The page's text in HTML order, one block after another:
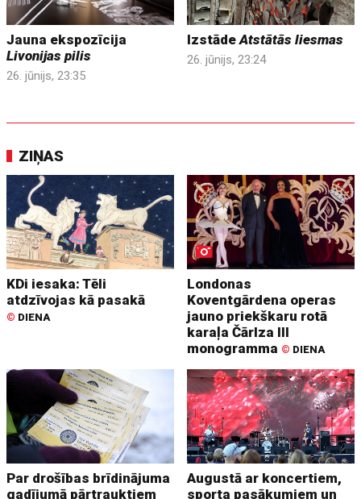
Jauna ekspozīcija
Livonijas pilis
26. jūnijs, 23:35
IzstādeAtstātās liesmas
26. jūnijs, 23:24
ZIŅAS
KDi iesaka: Tēli
atdzīvojas kā pasakā
© DIENA
Londonas
Koventgārdena operas
jauno priekškaru rotā
karaļa Čārlza III
monogramma © DIENA
Par drošības brīdinājuma
gadījumā pārtrauktiem
Augustā ar koncertiem,
sporta pasākumiem un